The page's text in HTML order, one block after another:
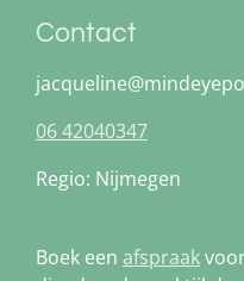
Contact
06 42040347
Regio: Nijmegen
Boek een afspraak